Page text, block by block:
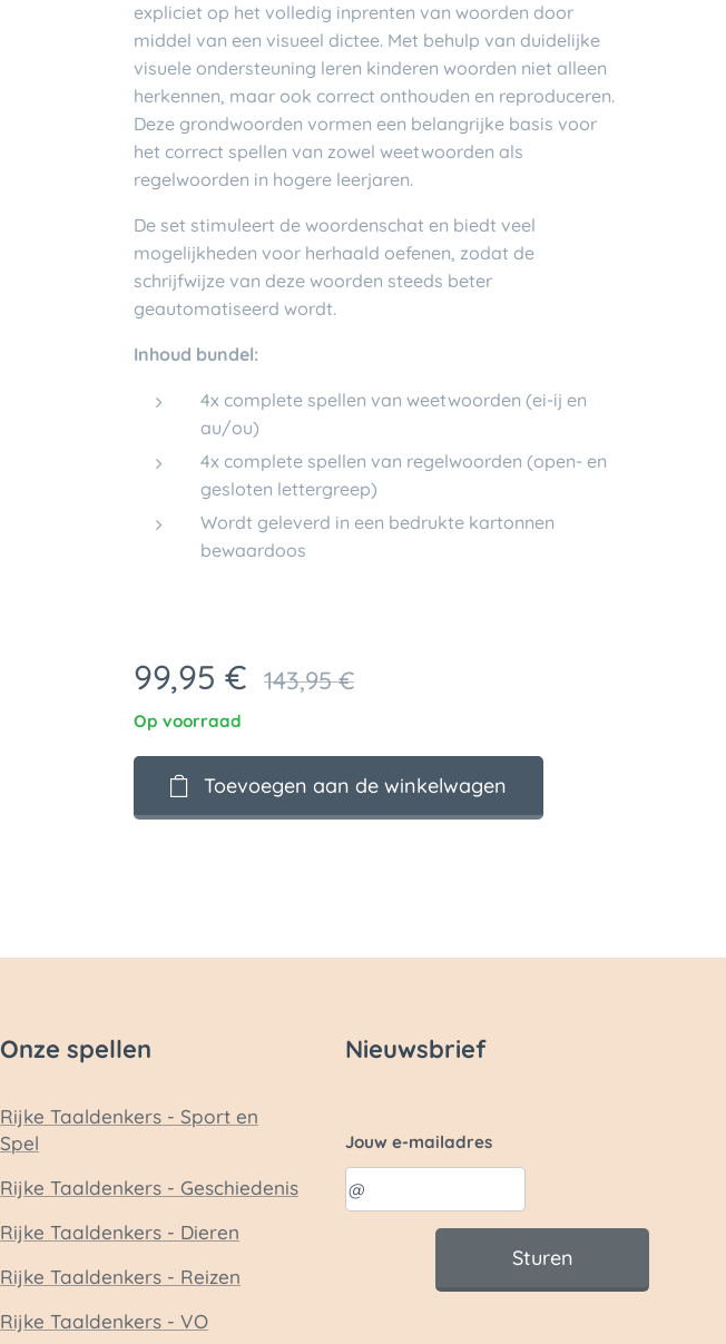
expliciet op het volledig inprenten van woorden door
middel van een visueel dictee. Met behulp van duidelijke
visuele ondersteuning leren kinderen woorden niet alleen
herkennen, maar ook correct onthouden en reproduceren.
Deze grondwoorden vormen een belangrijke basis voor
het correct spellen van zowel weetwoorden als
regelwoorden in hogere leerjaren.
De set stimuleert de woordenschat en biedt veel
mogelijkheden voor herhaald oefenen, zodat de
schrijfwijze van deze woorden steeds beter
geautomatiseerd wordt.
Inhoud bundel:
4x complete spellen van weetwoorden (ei-ij en
au/ou)
4x complete spellen van regelwoorden (open- en
gesloten lettergreep)
Wordt geleverd in een bedrukte kartonnen
bewaardoos
99,95 € 143,95€
Op voorraad
Toevoegen aan de winkelwagen
Onze spellen
Rijke Taaldenkers - Sport en
Spel
Rijke Taaldenkers - Geschiedenis
Rijke Taaldenkers - Dieren
Rijke Taaldenkers - Reizen
Rijke Taaldenkers - VO
Nieuwsbrief
Jouw e-mailadres
Sturen